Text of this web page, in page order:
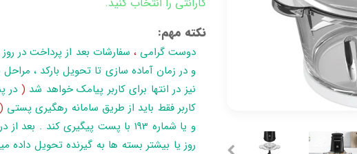
نکته مهم:
دوست گرامی، سفارشات بعد از پرداخت در
نیز در انتها برای کاربر پیامک خواهد شد ( در
کاربر فقط باید از طریق سامانه رهگیری پستی (
روز یا بیشتر بسته ها به گیرنده تحویل داده